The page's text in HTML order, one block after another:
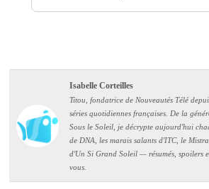
Isabelle Corteilles
Titou, fondatrice de Nouveautés Télé
séries quotidiennes françaises. De la
Sous le Soleil, je décrypte aujourd'hui
de DNA, les marais salants d'ITC, le
d'Un Si Grand Soleil — résumés, spoilers
vous.